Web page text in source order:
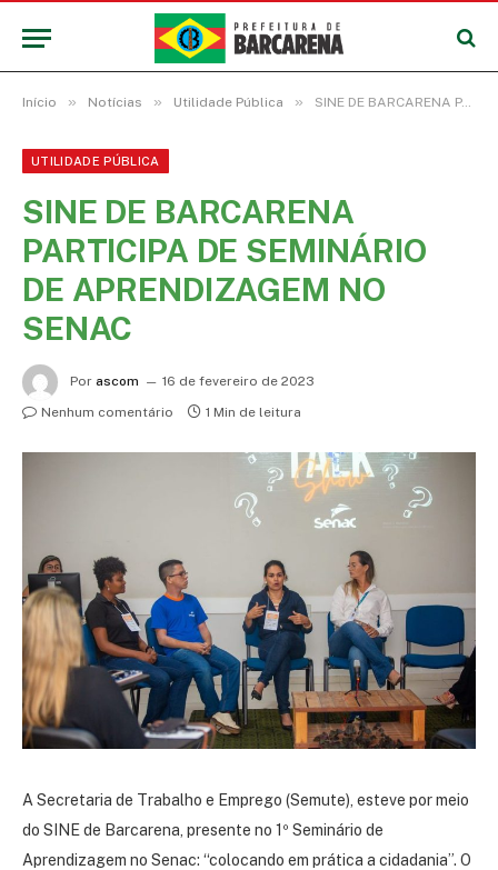
Início » Notícias » Utilidade Pública » SINE DE BARCARENA PARTICIPA DE SEMINÁRIO DE APRENDIZAGEM NO SENAC
UTILIDADE PÚBLICA
SINE DE BARCARENA
PARTICIPA DE SEMINÁRIO
DE APRENDIZAGEM NO
SENAC
Por ascom
16 de fevereiro de 2023
Nenhum comentário
1 Min de leitura
A Secretaria de Trabalho e Emprego (Semute), esteve por meio
do SINE de Barcarena, presente no 1º Seminário de
Aprendizagem no Senac: “colocando em prática a cidadania”. O